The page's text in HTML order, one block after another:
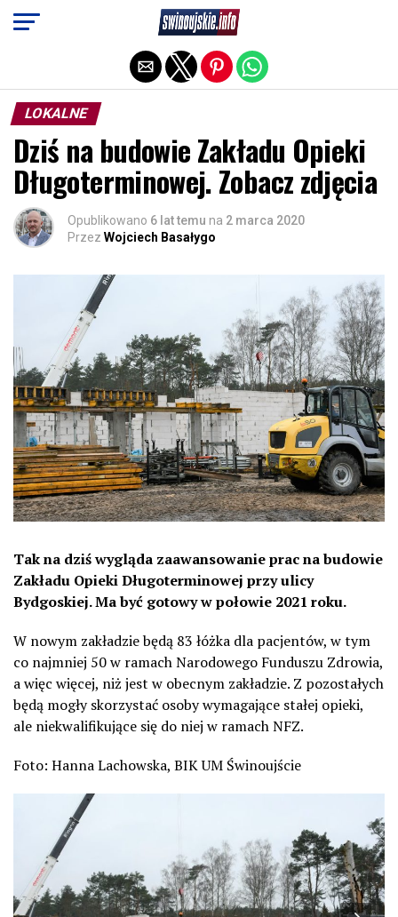
LOKALNE
Dziś na budowie Zakładu Opieki
Długoterminowej. Zobacz zdjęcia
Opublikowano 6 lat temu na 2 marca 2020
Przez Wojciech Basałygo
Tak na dziś wygląda zaawansowanie prac na budowie
Zakładu Opieki Długoterminowej przy ulicy
Bydgoskiej. Ma być gotowy w połowie 2021 roku.
W nowym zakładzie będą 83 łóżka dla pacjentów, w tym
co najmniej 50 w ramach Narodowego Funduszu Zdrowia,
a więc więcej, niż jest w obecnym zakładzie. Z pozostałych
będą mogły skorzystać osoby wymagające stałej opieki,
ale niekwalifikujące się do niej w ramach NFZ.
Foto: Hanna Lachowska, BIK UM Świnoujście
Exit mobile version